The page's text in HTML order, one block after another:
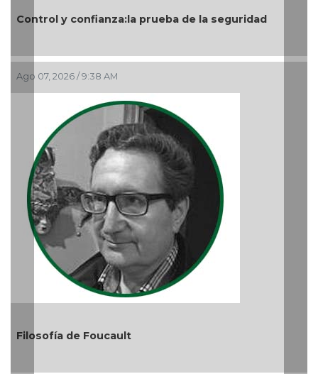
Control y confianza:la prueba de la seguridad
Ago 07, 2026 / 9:38 AM
Filosofía de Foucault